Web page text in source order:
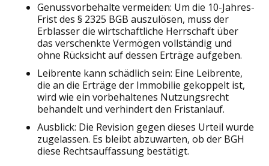
Genussvorbehalte vermeiden: Um die 10-Jahres-
Frist des § 2325 BGB auszulösen, muss der
Erblasser die wirtschaftliche Herrschaft über
das verschenkte Vermögen vollständig und
ohne Rücksicht auf dessen Erträge aufgeben.
Leibrente kann schädlich sein: Eine Leibrente,
die an die Erträge der Immobilie gekoppelt ist,
wird wie ein vorbehaltenes Nutzungsrecht
behandelt und verhindert den Fristanlauf.
Ausblick: Die Revision gegen dieses Urteil wurde
zugelassen. Es bleibt abzuwarten, ob der BGH
diese Rechtsauffassung bestätigt.